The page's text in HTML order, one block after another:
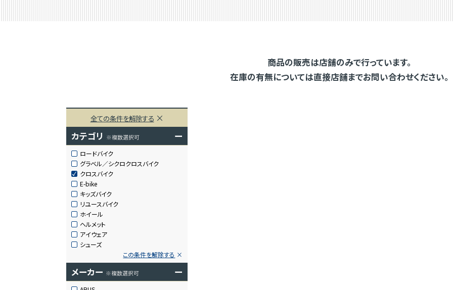
商品の販売は店舗のみで行っています。
在庫の有無については直接店舗までお問い合わせください。
全ての条件を解除する
カテゴリ ※複数選択可 ー
ロードバイク
グラベル／シクロクロスバイク
クロスバイク
E-bike
キッズバイク
リユースバイク
ホイール
ヘルメット
アイウェア
シューズ
この条件を解除する
メーカー ※複数選択可 ー